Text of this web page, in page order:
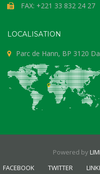
FAX: +221 33 832 24 27
LOCALISATION
Parc de Hann, BP 3120
Powered by
FACEBOOK
TWITTER